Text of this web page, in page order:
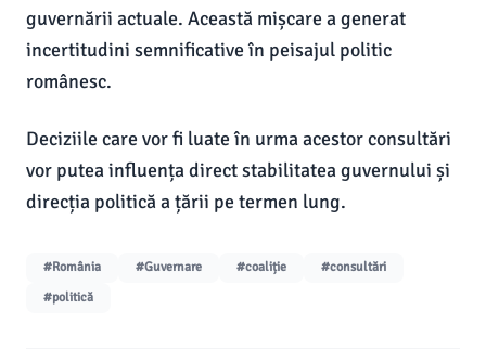
guvernării actuale. Această mișcare a generat
incertitudini semnificative în peisajul politic
românesc.
Deciziile care vor fi luate în urma acestor consultări
vor putea influența direct stabilitatea guvernului și
direcția politică a țării pe termen lung.
#România #Guvernare #coaliție
#consultări
#politică